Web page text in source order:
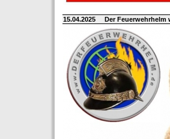
15.04.2025 Der